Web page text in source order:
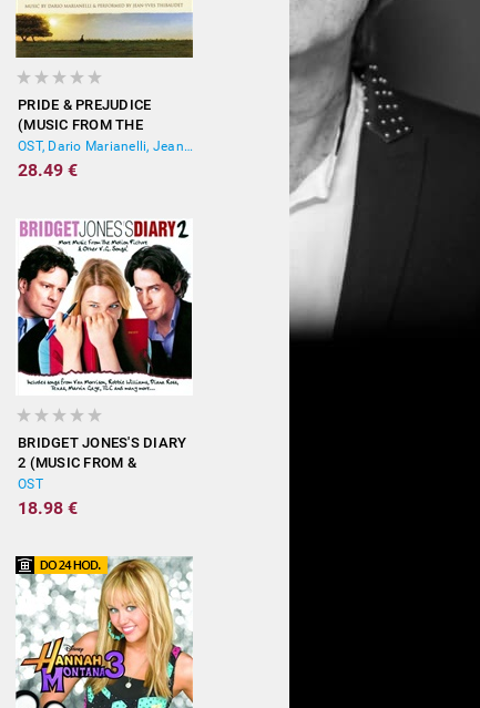
PRIDE & PREJUDICE
(MUSIC FROM THE
MOTION PICTURE)
OST, Dario Marianelli, Jean-Yves Thibaudet
28.49 €
BRIDGET JONES'S DIARY
2 (MUSIC FROM &
INSPIRED BY THE
MOTION PICTURE)
OST
18.98 €